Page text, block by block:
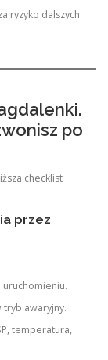
ryzyko dalszych
po
checklist
przez
uruchomieniu.
tryb awaryjny.
temperatura,